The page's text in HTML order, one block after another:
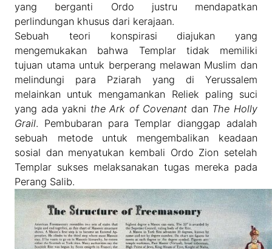
yang berganti Ordo justru mendapatkan
perlindungan khusus dari kerajaan.
Sebuah teori konspirasi diajukan yang
mengemukakan bahwa Templar tidak memiliki
tujuan utama untuk berperang melawan Muslim dan
melindungi para Pziarah yang di Yerussalem
melainkan untuk mengamankan Reliek paling suci
yang ada yakni the Ark of Covenant dan The Holly
Grail. Pembubaran para Templar dianggap adalah
sebuah metode untuk mengembalikan keadaan
sosial dan menyatukan kembali Ordo Zion setelah
Templar sukses melaksanakan tugas mereka pada
Perang Salib.